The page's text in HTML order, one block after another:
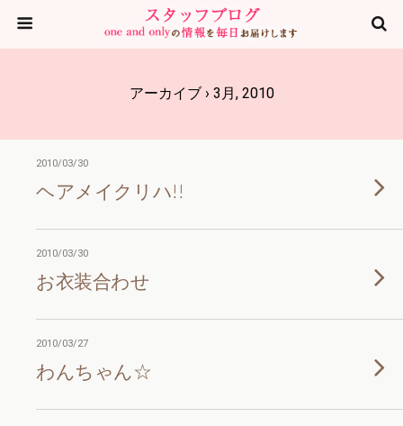
アーカイブ › 3月, 2010
2010/03/30
ヘアメイクリハ!!
2010/03/30
お衣装合わせ
2010/03/27
わんちゃん☆